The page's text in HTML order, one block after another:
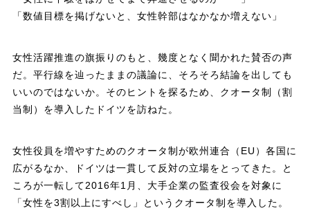
「数値目標を掲げないと、女性幹部はなかなか増えない」
女性活躍推進の旗振りのもと、幾度となく聞かれた賛否の声
だ。平行線を辿ったままの議論に、そろそろ結論を出しても
いいのではないか。そのヒントを探るため、クオータ制（割
当制）を導入したドイツを訪ねた。
女性役員を増やすためのクオータ制が欧州連合（EU）各国に
広がるなか、ドイツは一貫して反対の立場をとってきた。と
ころが一転して2016年1月、大手企業の監査役会を対象に
「女性を3割以上にすべし」というクオータ制を導入した。